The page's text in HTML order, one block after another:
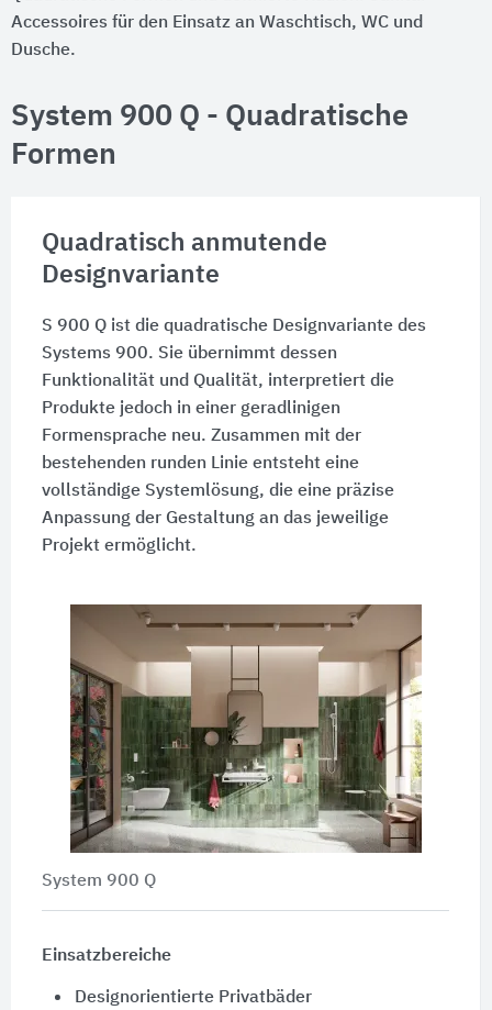
Accessoires für den Einsatz an Waschtisch, WC und
Dusche.
System 900 Q - Quadratische
Formen
Quadratisch anmutende
Designvariante
S 900 Q ist die quadratische Designvariante des
Systems 900. Sie übernimmt dessen
Funktionalität und Qualität, interpretiert die
Produkte jedoch in einer geradlinigen
Formensprache neu. Zusammen mit der
bestehenden runden Linie entsteht eine
vollständige Systemlösung, die eine präzise
Anpassung der Gestaltung an das jeweilige
Projekt ermöglicht.
System 900 Q
Einsatzbereiche
Designorientierte Privatbäder